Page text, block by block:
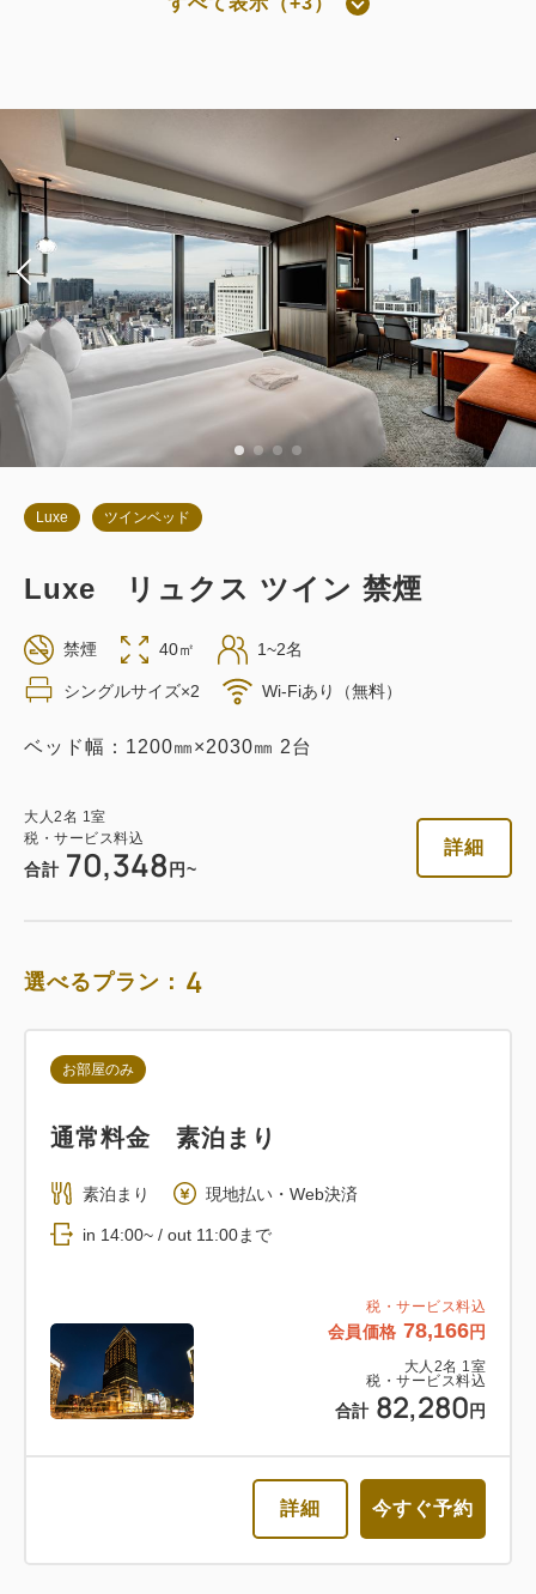
税・サービス料込
会員価格 85,386 円
大人2名 1室
税・サービス料込
合計 89,880円
朝食
in 14:00~ / out 11:00まで
詳細 今すぐ予約
70,348円
お部屋のみ
返金不可 素泊まり
in 14:00~ / out 11:00まで
詳細 今すぐ予約
税・サービス料込
77,568
税・サービス料込
合計 81,652円
返金不可 朝食付き
in 14:00~ / out 11:00まで
Luxe ツインベッド
Luxe リュクス ツイン 禁煙
禁煙 40㎡ 1~2名
シングルサイズ×2 Wi-Fiあり（無料）
ベッド幅：1200㎜×2030㎜ 2台
大人 2名 1 室
税・サービス料込
合計 70,348円~
詳細
選べるプラン： 4
税・サービス料込
会員価格 78,166円
大人 2名 1 室
税・サービス料込
合計 82,280円
お部屋のみ
通常料金 素泊まり
素泊まり 現地払い・Web決済
in 14:00~ / out 11:00まで
詳細 今すぐ予約